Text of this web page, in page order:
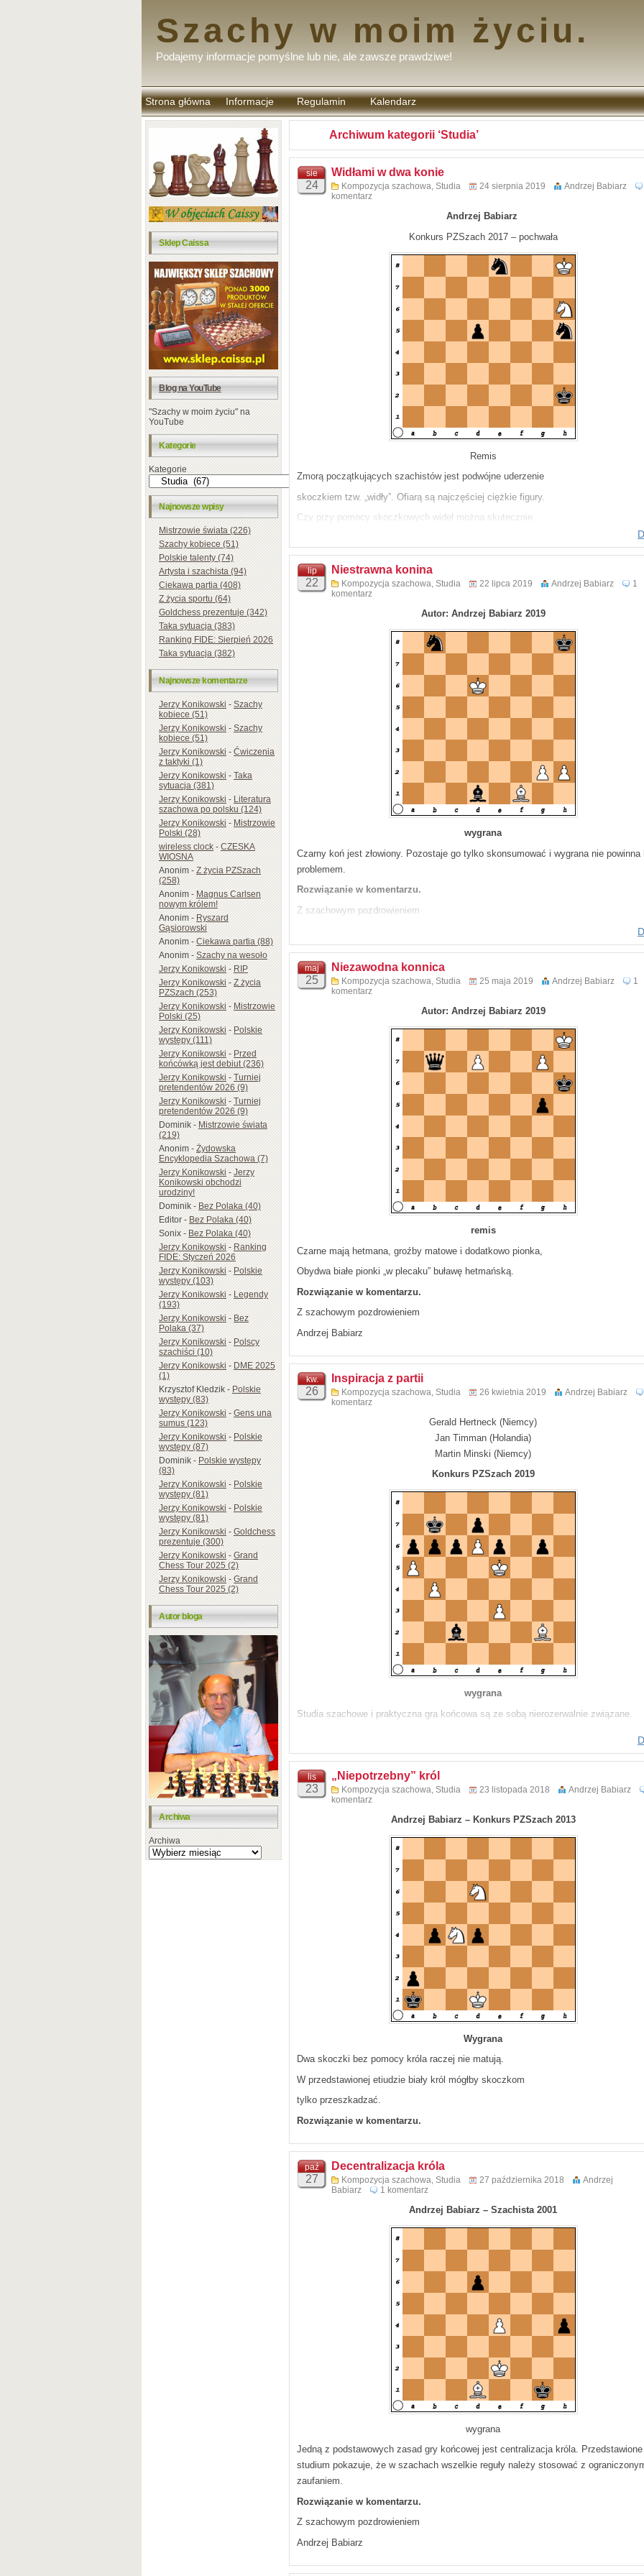
Szachy w moim życiu.
Podajemy informacje pomyślne lub nie, ale zawsze prawdziwe!
Strona główna Informacje Regulamin
komentarzy
Kalendarz
Sklep Caissa
Blog na YouTube
"Szachy w moim życiu" na
YouTube
Kategorie
Kategorie
Najnowsze wpisy
Mistrzowie świata (226)
Szachy kobiece (51)
Polskie talenty (74)
Artysta i szachista (94)
Ciekawa partia (408)
Z życia sportu (64)
Goldchess prezentuje (342)
Taka sytuacja (383)
Ranking FIDE: Sierpień 2026
Taka sytuacja (382)
Najnowsze komentarze
Jerzy Konikowski-Szachy
kobiece (51)
Jerzy Konikowski-Szachy
kobiece (51)
Jerzy Konikowski-Ćwiczenia
z taktyki (1)
Jerzy Konikowski-Taka
sytuacja (381)
Jerzy Konikowski-Literatura
szachowa po polsku (124)
Jerzy Konikowski-Mistrzowie
Polski (28)
wireless clock-CZESKA
WIOSNA
Anonim-Z życia PZSzach
(258)
Anonim-Magnus Carlsen
nowym królem!
Anonim-Ryszard
Gąsiorowski
Anonim-Ciekawa partia (88)
Anonim-Szachy na wesoło
Jerzy Konikowski-RIP
Jerzy Konikowski-Z życia
PZSzach (253)
Jerzy Konikowski-Mistrzowie
Polski (25)
Jerzy Konikowski-Polskie
występy (111)
Jerzy Konikowski-Przed
końcówką jest debiut (236)
Jerzy Konikowski-Turniej
pretendentów 2026 (9)
Jerzy Konikowski-Turniej
pretendentów 2026 (9)
Dominik-Mistrzowie świata
(219)
Anonim-Żydowska
Encyklopedia Szachowa (7)
Jerzy Konikowski-Jerzy
Konikowski obchodzi
urodziny!
Dominik-Bez Polaka (40)
Editor-Bez Polaka (40)
Sonix-Bez Polaka (40)
Jerzy Konikowski-Ranking
FIDE: Styczeń 2026
Jerzy Konikowski-Polskie
występy (103)
Jerzy Konikowski-Legendy
(193)
Jerzy Konikowski-Bez
Polaka (37)
Jerzy Konikowski-Polscy
szachiści (10)
Jerzy Konikowski-DME 2025
(1)
Krzysztof Kledzik-Polskie
występy (83)
Jerzy Konikowski-Gens una
sumus (123)
Jerzy Konikowski-Polskie
występy (87)
Dominik-Polskie występy
(83)
Jerzy Konikowski-Polskie
występy (81)
Jerzy Konikowski-Polskie
występy (81)
Jerzy Konikowski-Goldchess
prezentuje (300)
Jerzy Konikowski-Grand
Chess Tour 2025 (2)
Jerzy Konikowski-Grand
Chess Tour 2025 (2)
Autor bloga
Archiwa
Archiwa
Archiwum kategorii ‘Studia’
sie
24
Widłami w dwa konie
Kompozycja szachowa, Studia 24 sierpnia 2019
Andrzej Babiarz
komentarz
Andrzej Babiarz
Konkurs PZSzach 2017 – pochwała
Remis
Zmorą początkujących szachistów jest podwójne uderzenie
skoczkiem tzw. „widły”. Ofiarą są najczęściej ciężkie figury.
Czy przy pomocy skoczkowych wideł można skutecznie
absurdalny.
Odpowiedź w komentarzu.
Z szachowym pozdrowieniem
lip
22
Niestrawna konina
Kompozycja szachowa, Studia 22 lipca 2019 Andrzej Babiarz
1
komentarz
Autor: Andrzej Babiarz 2019
wygrana
Czarny koń jest złowiony. Pozostaje go tylko skonsumować i wygrana nie powinna
problemem.
Rozwiązanie w komentarzu.
Z szachowym pozdrowieniem
maj
25
Niezawodna konnica
Kompozycja szachowa, Studia 25 maja 2019 Andrzej Babiarz
1
komentarz
Autor: Andrzej Babiarz 2019
remis
Czarne mają hetmana, groźby matowe i dodatkowo pionka,
Obydwa białe pionki „w plecaku” buławę hetmańską.
Rozwiązanie w komentarzu.
Z szachowym pozdrowieniem
Andrzej Babiarz
kw.
26
Inspiracja z partii
Kompozycja szachowa Studia 26 kwietnia 2019
Andrzej Babiarz
komentarz
Gerald Hertneck (Niemcy)
Jan Timman (Holandia)
Martin Minski (Niemcy)
Konkurs PZSzach 2019
wygrana
Studia szachowe i praktyczna gra końcowa są ze sobą nierozerwalnie związane.
Martina Minskiego – jednego z najwybitniejszych obecnie kompozytorów w
tym posunięciu czarnych, nie znalazł ideowej kontynuacji.
Warto wiedzieć, że sam Jan Timman od lat z sukcesami układa studia szachowe.
Rozwiązanie w komentarzu
lis
23
„Niepotrzebny” król
Kompozycja szachowa Studia 23 listopada 2018
Andrzej Babiarz
komentarz
Andrzej Babiarz – Konkurs PZSzach 2013
Wygrana
Dwa skoczki bez pomocy króla raczej nie matują.
W przedstawionej etiudzie biały król mógłby skoczkom
tylko przeszkadzać.
Rozwiązanie w komentarzu.
paź
27
Decentralizacja króla
Kompozycja szachowa Studia 27 października 2018
Andrzej
Babiarz
1 komentarz
Andrzej Babiarz – Szachista 2001
wygrana
Jedną z podstawowych zasad gry końcowej jest centralizacja króla. Przedstawione
studium pokazuje, że w szachach wszelkie reguły należy stosować z
zaufaniem.
Rozwiązanie w komentarzu.
Z szachowym pozdrowieniem
Andrzej Babiarz